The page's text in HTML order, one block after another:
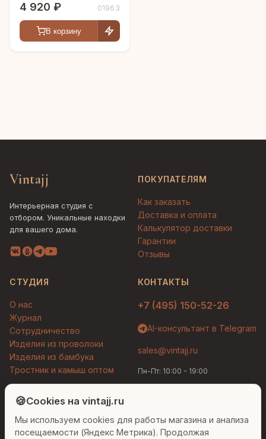
4 920 ₽ 01963
В корзину
Vintajj
Интерьерная студия с
отбором. Уникальные находки
для вашего дома.
ПОКУПАТЕЛЯМ
Как заказать
Доставка и оплата
Калькулятор доставки
Гарантии
Отзывы
СТУДИЯ
О нас
Журнал
Сотрудничество
Изделия из проволоки
Изделия из бамбука
Тростник и камыш оптом
КОНТАКТЫ
+7 (495) 150-52-26
AI-консультант в Telegram
sales@vintajj.ru
Пн-Пт: 10:00 - 19:00
© 2026 Vintajj. Все права защищены.
Договор оферты
Политика конфиденциальности
🍪Cookies на vintajj.ru
Мы используем cookies для работы магазина и анализа
посещаемости (Яндекс Метрика). Продолжая
Людмила
Привет! Я Людмила, ваш персональный
консультант по декору. Чем могу помочь?